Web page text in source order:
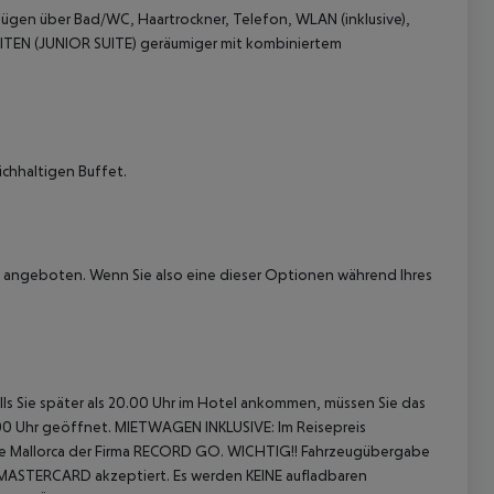
über Bad/WC, Haartrockner, Telefon, WLAN (inklusive),
(JUNIOR SUITE) geräumiger mit kombiniertem
Buffet.
angeboten. Wenn Sie also eine dieser Optionen während Ihres
Sie später als 20.00 Uhr im Hotel ankommen, müssen Sie das
Uhr geöffnet. MIETWAGEN INKLUSIVE: Im Reisepreis
der Firma RECORD GO. WICHTIG!! Fahrzeugübergabe
akzeptiert. Es werden KEINE aufladbaren
akzeptieren